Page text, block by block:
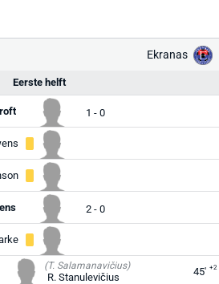
Ekranas
Eerste helft
1 - 0
2 - 0
(T. Salamanavičius)
R. Stanulevičius 45' +2